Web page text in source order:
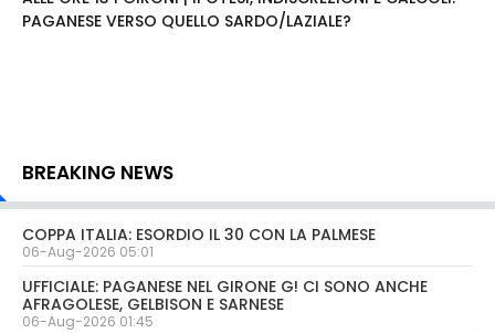
PAGANESE VERSO QUELLO SARDO/LAZIALE?
BREAKING NEWS
COPPA ITALIA: ESORDIO IL 30 CON LA PALMESE
06-Aug-2026 05:01
UFFICIALE: PAGANESE NEL GIRONE G! CI SONO ANCHE
AFRAGOLESE, GELBISON E SARNESE
06-Aug-2026 01:45